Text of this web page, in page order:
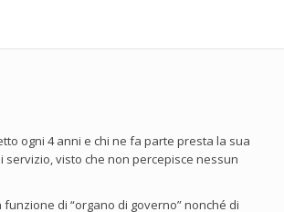
ogni 4 anni e chi ne fa parte presta la sua
servizio, visto che non percepisce nessun
funzione di “organo di governo” nonché di